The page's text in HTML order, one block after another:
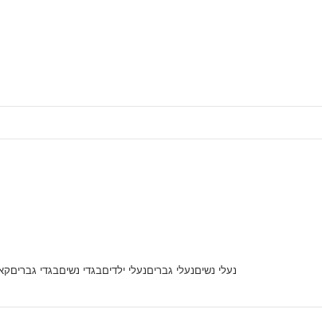
נעלי נשיםנעלי גבריםנעלי ילדיםבגדי נשיםבגדי גברים